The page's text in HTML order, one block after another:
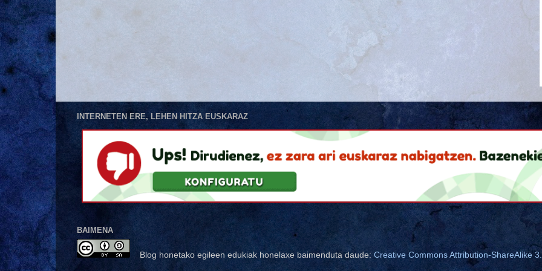
INTERNETEN ERE, LEHEN HITZA EUSKARAZ
BAIMENA
Blog honetako egileen edukiak honelaxe baimenduta daude: Creative Commons Attribution-ShareAlike